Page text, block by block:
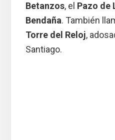
Betanzos, el Pazo de
Bendaña. También
Torre del Reloj,
Santiago.